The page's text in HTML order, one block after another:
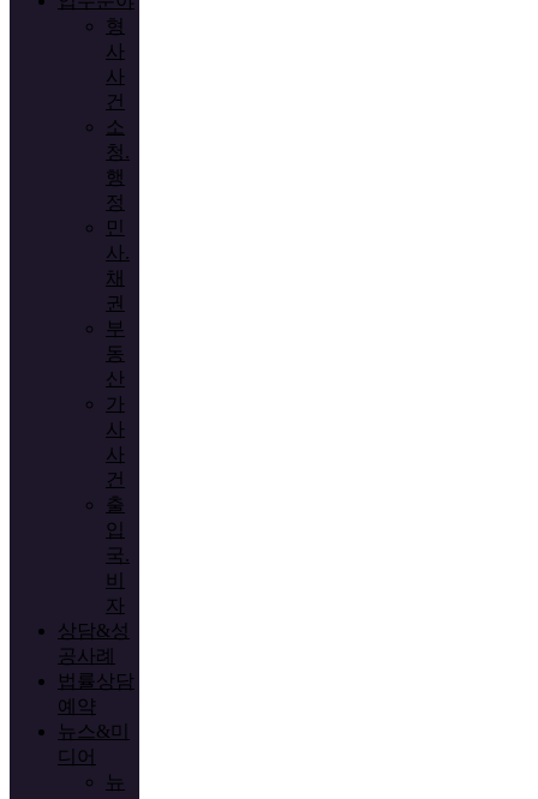
형
사
사
건
소
청.
행
정
민
사.
채
권
부
동
산
가
사
사
건
출
입
국.
비
자
상담&성
공사례
법률상담
예약
뉴스&미
디어
뉴